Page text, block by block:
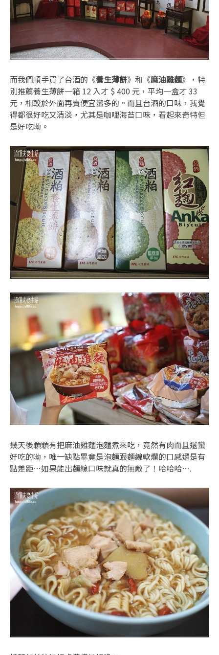
而我們順手買了台酒的《養生薄餅》和《麻油雞麵》，特
別推薦養生薄餅一箱 12 入才 $ 400 元，平均一盒才 33
元，相較於外面再賣便宜蠻多的。而且台酒的口味，我覺
得都很好吃又清淡，尤其是咖哩海苔口味，看起來奇特但
是好吃呦。
幾天後顆顆有把麻油雞麵泡麵煮來吃，竟然有肉而且還蠻
好吃的呦，唯一缺點畢竟是泡麵跟麵線軟爛的口感還是有
點差距…如果能出麵線口味就真的無敵了！哈哈哈….